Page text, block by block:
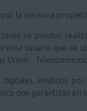
la persona
se pueden
usuaria que se
Union -
digitales, emitidos
que garantizan